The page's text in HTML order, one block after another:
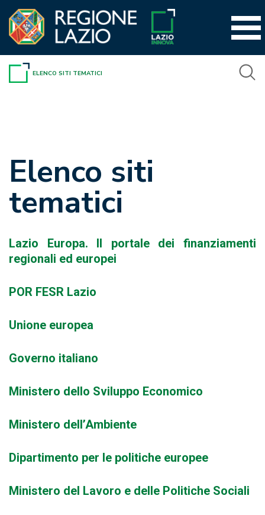
contenuto
ELENCO SITI TEMATICI
Elenco siti
tematici
Lazio Europa. Il portale dei finanziamenti
regionali ed europei
POR FESR Lazio
Unione europea
Governo italiano
Ministero dello Sviluppo Economico
Ministero dell’Ambiente
Dipartimento per le politiche europee
Ministero del Lavoro e delle Politiche Sociali